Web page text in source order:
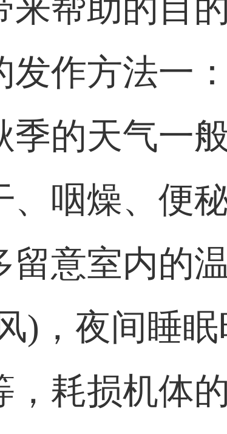
帮助的目的
发作方法一
的天气一
咽燥、便
留意室内的
)，夜间睡眠
，耗损机体